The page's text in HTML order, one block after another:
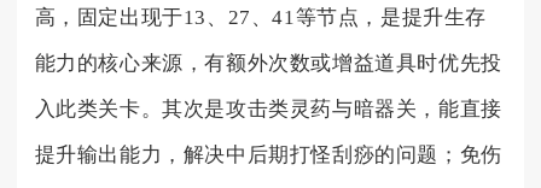
高，固定出现于13、27、41等节点，是提升生存
能力的核心来源，有额外次数或增益道具时优先投
入此类关卡。其次是攻击类灵药与暗器关，能直接
提升输出能力，解决中后期打怪刮痧的问题；免伤